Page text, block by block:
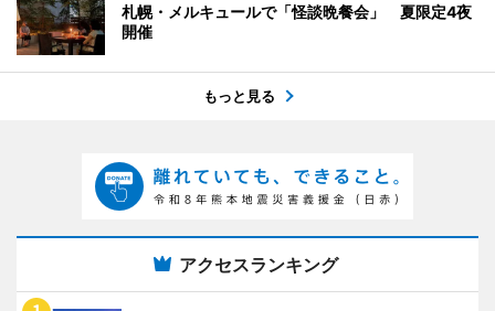
札幌・メルキュールで「怪談晩餐会」 夏限定4夜
開催
もっと見る
アクセスランキング